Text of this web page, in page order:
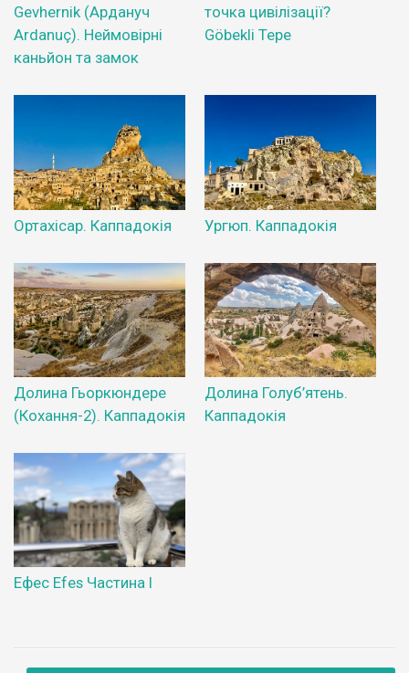
Gevhernik (Ардануч
Ardanuç). Неймовірні
каньйон та замок
точка цивілізації?
Göbekli Tepe
Ортахісар. Каппадокія Ургюп. Каппадокія
Долина Гьоркюндере
(Кохання-2). Каппадокія
Долина Голуб’ятень.
Каппадокія
Ефес Efes Частина І